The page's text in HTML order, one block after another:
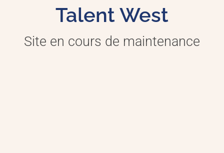
Talent West
Site en cours de maintenance